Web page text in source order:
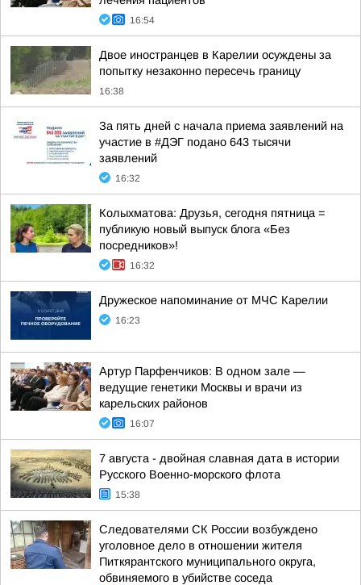
16:54
Двое иностранцев в Карелии осуждены за
попытку незаконно пересечь границу
16:38
За пять дней с начала приема заявлений на
участие в #ДЭГ подано 643 тысячи
заявлений
16:32
Колыхматова: Друзья, сегодня пятница =
публикую новый выпуск блога «Без
посредников»!
16:32
Дружеское напоминание от МЧС Карелии
16:23
Артур Парфенчиков: В одном зале —
ведущие генетики Москвы и врачи из
карельских районов
16:07
7 августа - двойная славная дата в истории
Русского Военно-морского флота
15:38
Следователями СК России возбуждено
уголовное дело в отношении жителя
Питкярантского муниципального округа,
обвиняемого в убийстве соседа